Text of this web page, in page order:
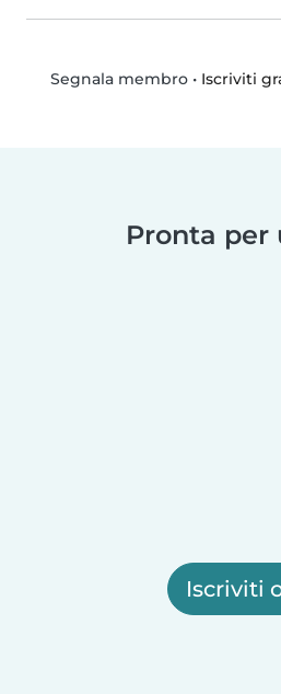
Segnala membro• Iscriviti
Pronta per
Iscriviti